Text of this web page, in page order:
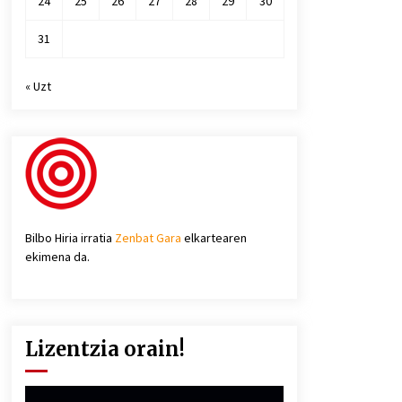
31
« Uzt
Bilbo Hiria irratia Zenbat Gara elkartearen
ekimena da.
Lizentzia orain!